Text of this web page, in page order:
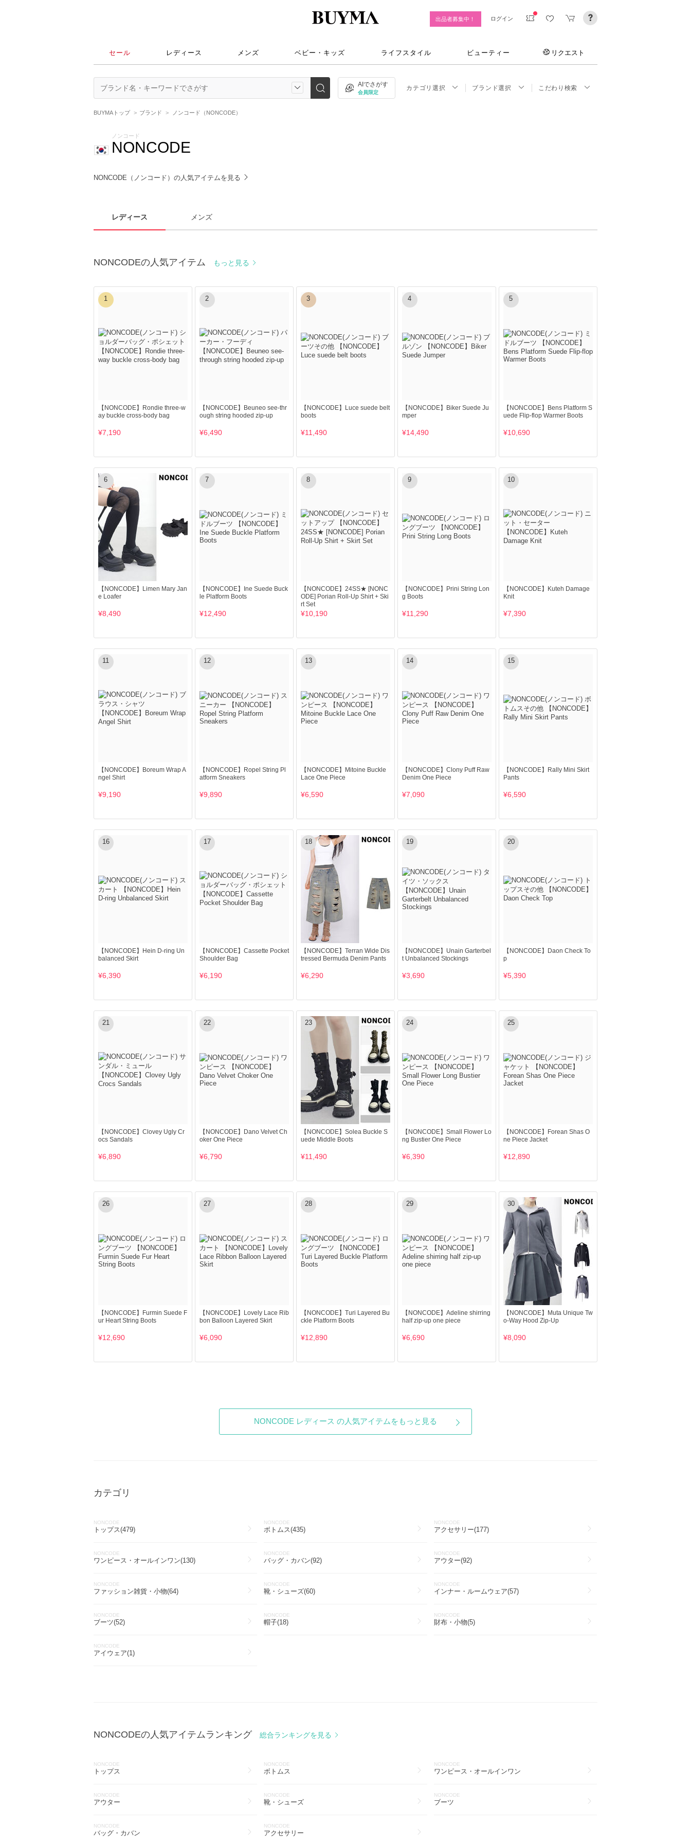
出品者募集中！ ログイン
セール レディース メンズ ベビー・キッズ ライフスタイル ビューティー リクエスト
AIでさがす
会員限定
カテゴリ選択 ブランド選択 こだわり検索
BUYMAトップ ブランド ノンコード（NONCODE）
ノンコード
NONCODE
NONCODE（ノンコード）の人気アイテムを見る
レディース メンズ
NONCODEの人気アイテム もっと見る
1
【NONCODE】Rondie three-w
ay buckle cross-body bag
¥7,190
2
【NONCODE】Beuneo see-thr
ough string hooded zip-up
¥6,490
3
【NONCODE】Luce suede belt
boots
¥11,490
4
【NONCODE】Biker Suede Ju
mper
¥14,490
5
【NONCODE】Bens Platform S
uede Flip-flop Warmer Boots
¥10,690
6
【NONCODE】Limen Mary Jan
e Loafer
¥8,490
7
【NONCODE】Ine Suede Buck
le Platform Boots
¥12,490
8
【NONCODE】24SS★ [NONC
ODE] Porian Roll-Up Shirt + Ski
rt Set
¥10,190
9
【NONCODE】Prini String Lon
g Boots
¥11,290
10
【NONCODE】Kuteh Damage
Knit
¥7,390
11
【NONCODE】Boreum Wrap A
ngel Shirt
¥9,190
12
【NONCODE】Ropel String Pl
atform Sneakers
¥9,890
13
【NONCODE】Mitoine Buckle
Lace One Piece
¥6,590
14
【NONCODE】Clony Puff Raw
Denim One Piece
¥7,090
15
【NONCODE】Rally Mini Skirt
Pants
¥6,590
16
【NONCODE】Hein D-ring Un
balanced Skirt
¥6,390
17
【NONCODE】Cassette Pocket
Shoulder Bag
¥6,190
18
【NONCODE】Terran Wide Dis
tressed Bermuda Denim Pants
¥6,290
19
【NONCODE】Unain Garterbel
t Unbalanced Stockings
¥3,690
20
【NONCODE】Daon Check To
p
¥5,390
21
【NONCODE】Clovey Ugly Cr
ocs Sandals
¥6,890
22
【NONCODE】Dano Velvet Ch
oker One Piece
¥6,790
23
【NONCODE】Solea Buckle S
uede Middle Boots
¥11,490
24
【NONCODE】Small Flower Lo
ng Bustier One Piece
¥6,390
25
【NONCODE】Forean Shas O
ne Piece Jacket
¥12,890
26
【NONCODE】Furmin Suede F
ur Heart String Boots
¥12,690
27
【NONCODE】Lovely Lace Rib
bon Balloon Layered Skirt
¥6,090
28
【NONCODE】Turi Layered Bu
ckle Platform Boots
¥12,890
29
【NONCODE】Adeline shirring
half zip-up one piece
¥6,690
30
【NONCODE】Muta Unique Tw
o-Way Hood Zip-Up
¥8,090
NONCODE レディース の人気アイテムをもっと見る
カテゴリ
NONCODE
トップス(479)
NONCODE
ボトムス(435)
NONCODE
アクセサリー(177)
NONCODE
ワンピース・オールインワン(130)
NONCODE
バッグ・カバン(92)
NONCODE
アウター(92)
NONCODE
ファッション雑貨・小物(64)
NONCODE
靴・シューズ(60)
NONCODE
インナー・ルームウェア(57)
NONCODE
ブーツ(52)
NONCODE
帽子(18)
NONCODE
財布・小物(5)
NONCODE
アイウェア(1)
NONCODEの人気アイテムランキング 総合ランキングを見る
NONCODE
トップス
NONCODE
ボトムス
NONCODE
ワンピース・オールインワン
NONCODE
アウター
NONCODE
靴・シューズ
NONCODE
ブーツ
NONCODE
バッグ・カバン
NONCODE
アクセサリー